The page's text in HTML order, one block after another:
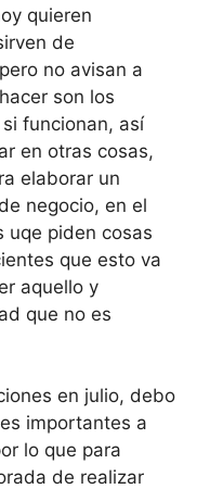
quieren
de
no avisan a
son los
funcionan, así
en otras cosas,
elaborar un
negocio, en el
uqe piden cosas
que esto va
aquello y
que no es
en julio, debo
importantes a
lo que para
de realizar